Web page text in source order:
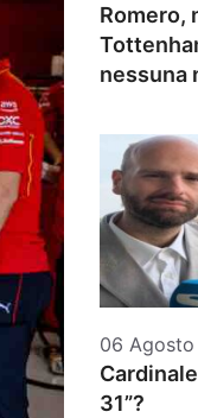
Romero,
nessuna
06
31”?